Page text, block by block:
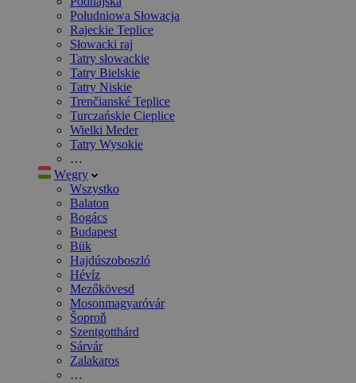
Południowa Słowacja
Rajeckie Teplice
Słowacki raj
Tatry słowackie
Tatry Bielskie
Tatry Niskie
Trenčianské Teplice
Turczańskie Cieplice
Wielki Meder
Tatry Wysokie
…
Węgry
Wszystko
Balaton
Bogács
Budapest
Bük
Hajdúszoboszló
Hévíz
Mezőkövesd
Mosonmagyaróvár
Šoproň
Szentgotthárd
Sárvár
Zalakaros
…